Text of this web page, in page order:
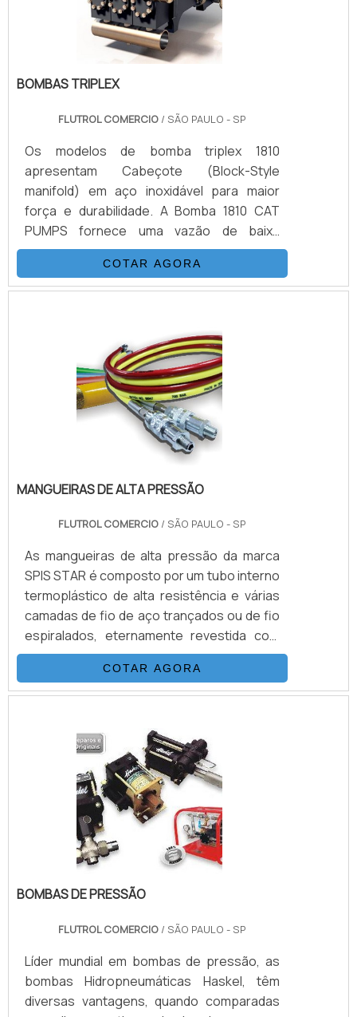
BOMBAS TRIPLEX
FLUTROL COMERCIO / SÃO PAULO - SP
Os modelos de bomba triplex 1810
apresentam Cabeçote (Block-Style
manifold) em aço inoxidável para maior
força e durabilidade. A Bomba 1810 CAT
PUMPS fornece uma vazão de baixa
pulsação de 11,4 litros por minuto a 10.000
psi. É possível verificar quais as aplicações
do produto: Teste Hidrostático Injeção
Alta Pressão Prevenção de Blow Off de
BOP Demolição de Concreto.DETALHES
BÁSICAS SOBRE O PRODUTOA função de
uma bomba é converter energia mecânica .
COTAR AGORA
MANGUEIRAS DE ALTA PRESSÃO
FLUTROL COMERCIO / SÃO PAULO - SP
As mangueiras de alta pressão da marca
SPIS STAR é composto por um tubo interno
termoplástico de alta resistência e várias
camadas de fio de aço trançados ou de fio
espiralados, eternamente revestida com
uma capa de poliamida (nylon) ou de
poliuretano.A combinação das mangueiras
é adicionada a um processo único de
uma mangueira flexível, com as seguintes
propriedades: desenvolvida para alta e
altíssimas pressões (3.200 Bar.), de
excelentes características de.
COTAR AGORA
BOMBAS DE PRESSÃO
FLUTROL COMERCIO / SÃO PAULO - SP
Líder mundial em bombas de pressão, as
bombas Hidropneumáticas Haskel, têm
diversas vantagens, quando comparadas